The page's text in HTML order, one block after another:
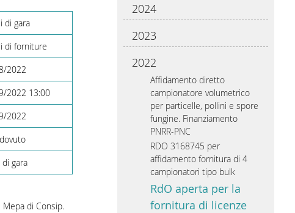
di gara
di forniture
2022
2022 13:00
2022
gara
di Consip.
2024
2023
2022
Affidamento diretto
campionatore volumetrico
per particelle, pollini e spore
fungine. Finanziamento
PNRR-PNC
RDO 3168745 per
affidamento fornitura di 4
campionatori tipo bulk
RdO aperta per la
fornitura di licenze